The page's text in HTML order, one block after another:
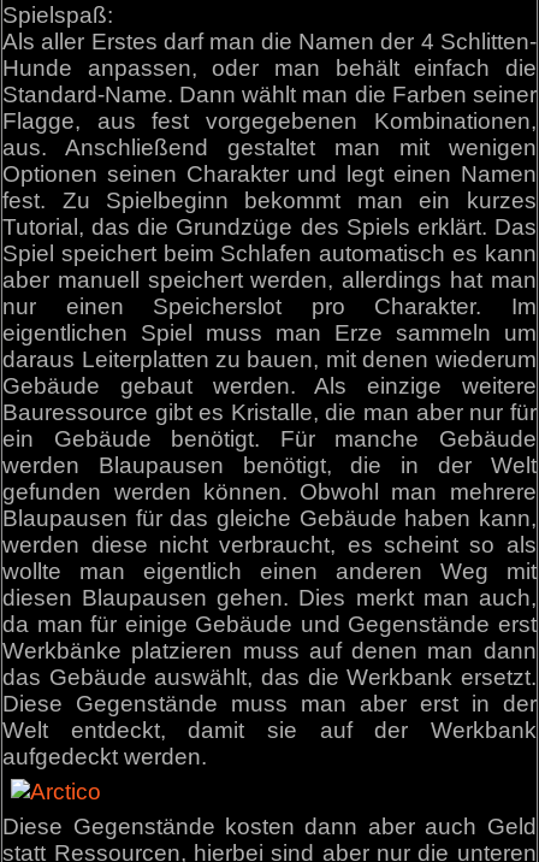
Spielspaß:
Als aller Erstes darf man die Namen der 4 Schlitten-
Hunde anpassen, oder man behält einfach die
Standard-Name. Dann wählt man die Farben seiner
Flagge, aus fest vorgegebenen Kombinationen,
aus. Anschließend gestaltet man mit wenigen
Optionen seinen Charakter und legt einen Namen
fest. Zu Spielbeginn bekommt man ein kurzes
Tutorial, das die Grundzüge des Spiels erklärt. Das
Spiel speichert beim Schlafen automatisch es kann
aber manuell speichert werden, allerdings hat man
nur einen Speicherslot pro Charakter. Im
eigentlichen Spiel muss man Erze sammeln um
daraus Leiterplatten zu bauen, mit denen wiederum
Gebäude gebaut werden. Als einzige weitere
Bauressource gibt es Kristalle, die man aber nur für
ein Gebäude benötigt. Für manche Gebäude
werden Blaupausen benötigt, die in der Welt
gefunden werden können. Obwohl man mehrere
Blaupausen für das gleiche Gebäude haben kann,
werden diese nicht verbraucht, es scheint so als
wollte man eigentlich einen anderen Weg mit
diesen Blaupausen gehen. Dies merkt man auch,
da man für einige Gebäude und Gegenstände erst
Werkbänke platzieren muss auf denen man dann
das Gebäude auswählt, das die Werkbank ersetzt.
Diese Gegenstände muss man aber erst in der
Welt entdeckt, damit sie auf der Werkbank
aufgedeckt werden.
Diese Gegenstände kosten dann aber auch Geld
statt Ressourcen, hierbei sind aber nur die unteren